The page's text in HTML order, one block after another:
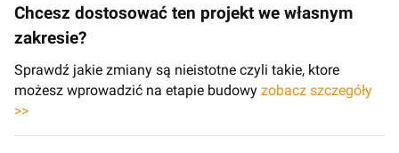
Chcesz dostosować ten projekt we własnym
zakresie?
Sprawdź jakie zmiany są nieistotne czyli takie, ktore
możesz wprowadzić na etapie budowy zobacz szczegóły
>>